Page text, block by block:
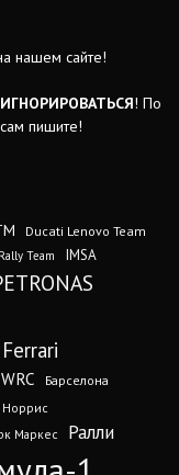
нашем сайте!
ИГНОРИРОВАТЬСЯ! По
пишите!
Ducati Lenovo Team
Team IMSA
WRC
Барселона
Маркес Ралли